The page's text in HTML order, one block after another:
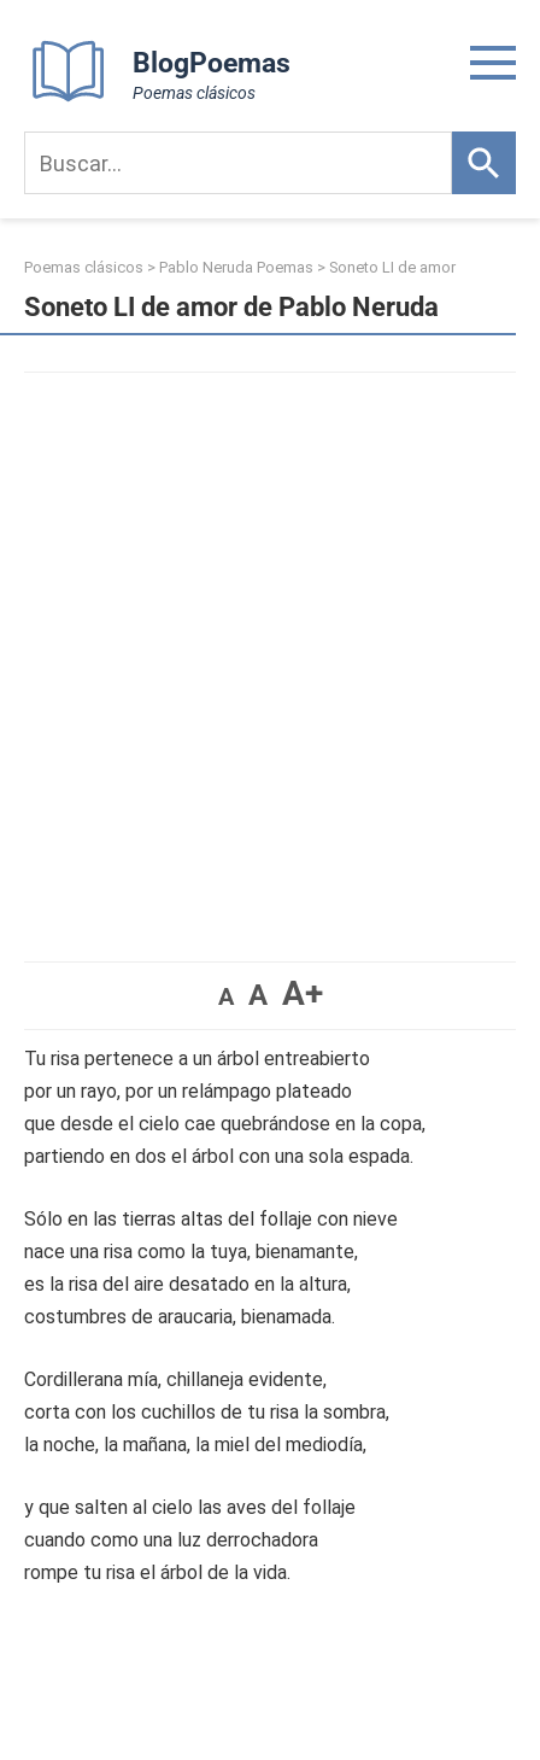
content
BlogPoemas
Poemas clásicos
Poemas clásicos > Pablo Neruda Poemas > Soneto LI de amor
Soneto LI de amor de Pablo Neruda
A A A+
Tu risa pertenece a un árbol entreabierto
por un rayo, por un relámpago plateado
que desde el cielo cae quebrándose en la copa,
partiendo en dos el árbol con una sola espada.
Sólo en las tierras altas del follaje con nieve
nace una risa como la tuya, bienamante,
es la risa del aire desatado en la altura,
costumbres de araucaria, bienamada.
Cordillerana mía, chillaneja evidente,
corta con los cuchillos de tu risa la sombra,
la noche, la mañana, la miel del mediodía,
y que salten al cielo las aves del follaje
cuando como una luz derrochadora
rompe tu risa el árbol de la vida.